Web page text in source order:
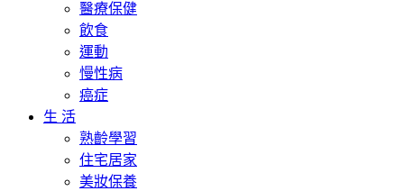
醫療保健
飲食
運動
慢性病
癌症
生 活
熟齡學習
住宅居家
美妝保養